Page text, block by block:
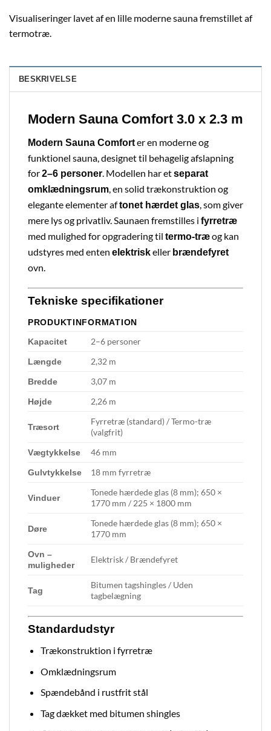
Visualiseringer lavet af en lille moderne sauna fremstillet af
termotræ.
BESKRIVELSE
Modern Sauna Comfort 3.0 x 2.3 m
Modern Sauna Comforter en moderne og
funktionel sauna, designet til behagelig afslapning
for2–6 personer. Modellen har etseparat
omklædningsrum, en solid trækonstruktion og
elegante elementer aftonet hærdet glas, som giver
mere lys og privatliv. Saunaen fremstilles i fyrretræ
med mulighed for opgradering til termo-træog kan
udstyres med enten elektriskeller brændefyret
ovn.
Tekniske specifikationer
PRODUKTINFORMATION
Kapacitet
2–6 personer
Længde 2,32 m
Bredde 3,07 m
Højde 2,26 m
Træsort
Fyrretræ (standard) / Termo-træ
(valgfrit)
Vægtykkelse 46 mm
Gulvtykkelse 18 mm fyrretræ
Vinduer
Tonede hærdede glas (8 mm); 650 ×
1770 mm / 225 × 1800 mm
Døre
Tonede hærdede glas (8 mm); 650 ×
1770 mm
Ovn –
muligheder
Elektrisk / Brændefyret
Tag
Bitumen tagshingles / Uden
tagbelægning
Standardudstyr
Trækonstruktion i fyrretræ
Omklædningsrum
Spændebånd i rustfrit stål
Tag dækket med bitumen shingles